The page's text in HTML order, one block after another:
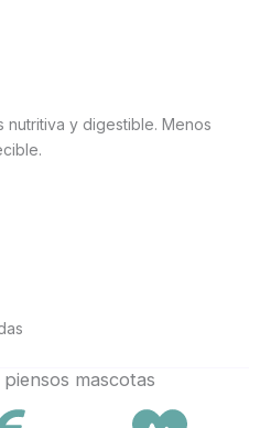
nutritiva y digestible. Menos